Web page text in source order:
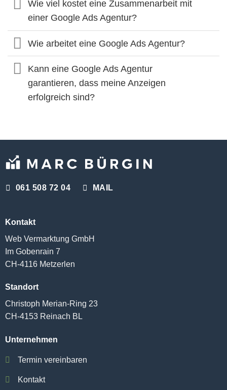
Wie viel kostet eine Zusammenarbeit mit
einer Google Ads Agentur?
Wie arbeitet eine Google Ads Agentur?
Kann eine Google Ads Agentur
garantieren, dass meine Anzeigen
erfolgreich sind?
061 508 72 04 MAIL
Kontakt
Web Vermarktung GmbH
Im Gobenrain 7
CH-4116 Metzerlen
Standort
Christoph Merian-Ring 23
CH-4153 Reinach BL
Unternehmen
Termin vereinbaren
Kontakt